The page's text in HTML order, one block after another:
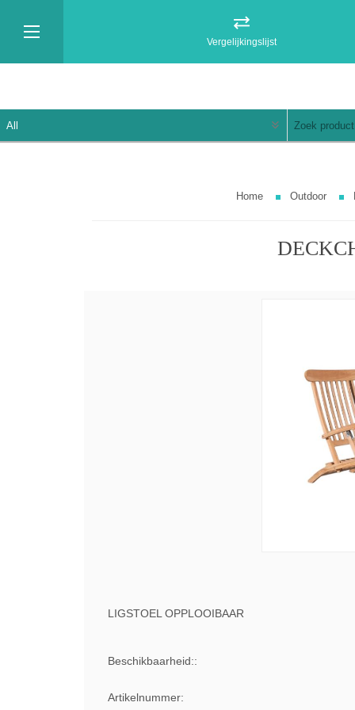
Vergelijkingslijst
Home Outdoor
LIGSTOEL OPPLOOIBAAR
Beschikbaarheid::
Artikelnummer: